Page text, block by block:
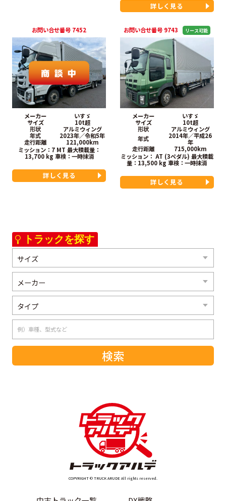
詳しく見る
お問い合せ番号 7452
メーカー
いすゞ
サイズ
10t超
形状
アルミウィング
年式
2023年／令和5年
走行距離
121,000km
ミッション：7 MT 最大積載量：
13,700 kg 車検： 一時抹消
詳しく見る
お問い合せ番号 9743
メーカー
いすゞ
サイズ
10t超
形状
アルミウィング
年式
2014年／平成26
年
走行距離
715,000km
ミッション： AT (3ペダル) 最大積載
量：13,500 kg 車検：一時抹消
詳しく見る
トラックを探す
COPYRIGHT © TRUCK ARUDE All rights reserved.